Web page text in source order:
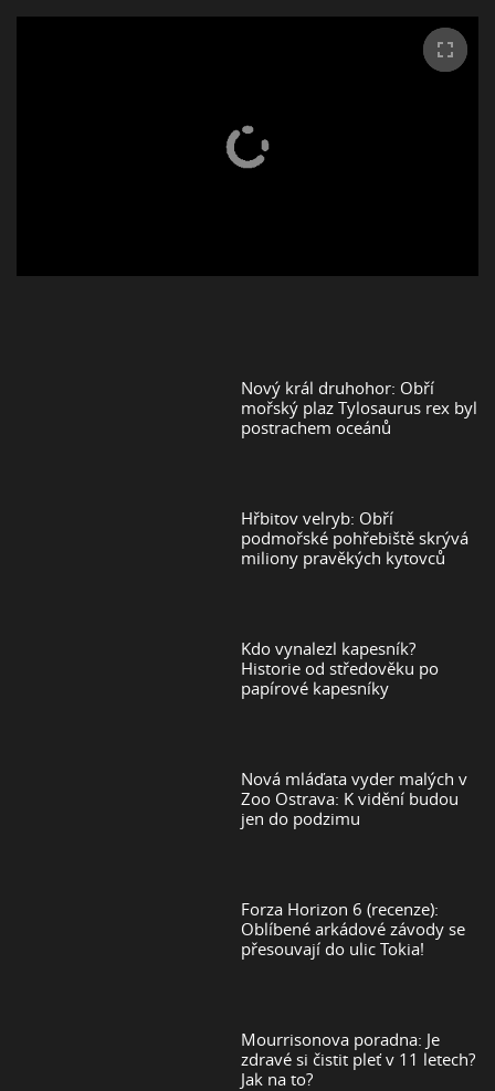
Nový král druhohor: Obří
mořský plaz Tylosaurus rex byl
postrachem oceánů
Hřbitov velryb: Obří
podmořské pohřebiště skrývá
miliony pravěkých kytovců
Kdo vynalezl kapesník?
Historie od středověku po
papírové kapesníky
Nová mláďata vyder malých v
Zoo Ostrava: K vidění budou
jen do podzimu
Forza Horizon 6 (recenze):
Oblíbené arkádové závody se
přesouvají do ulic Tokia!
Mourrisonova poradna: Je
zdravé si čistit pleť v 11 letech?
Jak na to?